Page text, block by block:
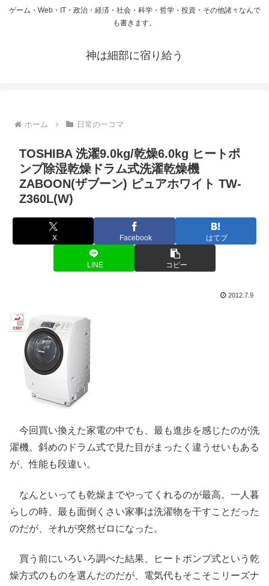
ゲーム・Web・IT・政治・経済・社会・科学・哲学・投資・その他諸々なんで
も書きます。
神は細部に宿り給う
ホーム 日常の一コマ
TOSHIBA 洗濯9.0kg/乾燥6.0kg ヒートポ
ンプ除湿乾燥ドラム式洗濯乾燥機
ZABOON(ザブーン) ピュアホワイト TW-
Z360L(W)
X Facebook はてブ
LINE コピー
2012.7.9
今回買い換えた家電の中でも、最も進歩を感じたのが洗
濯機。斜めのドラム式で見た目がまったく違うせいもある
が、性能も段違い。
なんといっても乾燥までやってくれるのが最高。一人暮
らしの時、最も面倒くさい家事は洗濯物を干すことだった
のだが、それが突然ゼロになった。
買う前にいろいろ調べた結果、ヒートポンプ式という乾
燥方式のものを選んだのだが、電気代もそこそこリーズナ